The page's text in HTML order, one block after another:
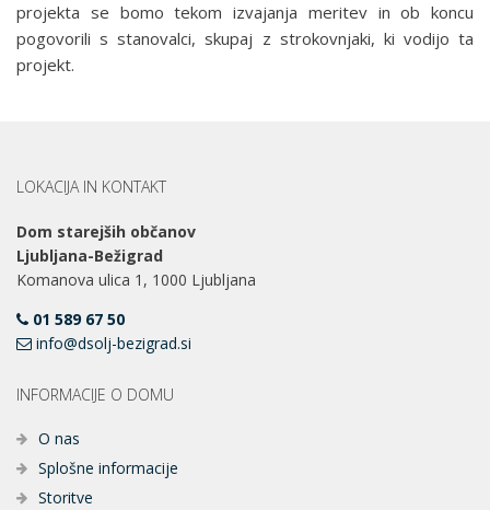
projekta se bomo tekom izvajanja meritev in ob koncu
pogovorili s stanovalci, skupaj z strokovnjaki, ki vodijo ta
projekt.
LOKACIJA IN KONTAKT
Dom starejših občanov
Ljubljana-Bežigrad
Komanova ulica 1, 1000 Ljubljana
01 589 67 50
info@dsolj-bezigrad.si
INFORMACIJE O DOMU
O nas
Splošne informacije
Storitve